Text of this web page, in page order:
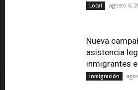
Local agosto 6,
Nueva
asistencia
inmigrantes
Inmigración